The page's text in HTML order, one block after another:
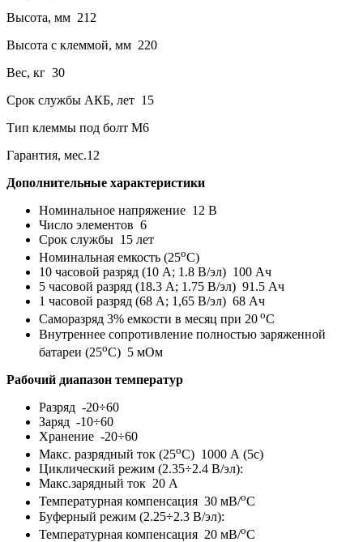
Высота, мм 212
Высота с клеммой, мм 220
Вес, кг 30
Срок службы АКБ, лет 15
Тип клеммы под болт М6
Гарантия, мес.12
Дополнительные характеристики
Номинальное напряжение 12 В
Число элементов 6
Срок службы 15 лет
Номинальная емкость (25oС)
10 часовой разряд (10 А; 1.8 В/эл) 100 Ач
5 часовой разряд (18.3 А; 1.75 В/эл) 91.5 Ач
1 часовой разряд (68 А; 1,65 В/эл) 68 Ач
Саморазряд 3% емкости в месяц при 20 oС
Внутреннее сопротивление полностью заряженной
батареи (25oС) 5 мОм
Рабочий диапазон температур
Разряд -20÷60
Заряд -10÷60
Хранение -20÷60
Макс. разрядный ток (25oС) 1000 А (5с)
Циклический режим (2.35÷2.4 В/эл):
Макс.зарядный ток 20 А
Температурная компенсация 30 мВ/oС
Буферный режим (2.25÷2.3 В/эл):
Температурная компенсация 20 мВ/oС